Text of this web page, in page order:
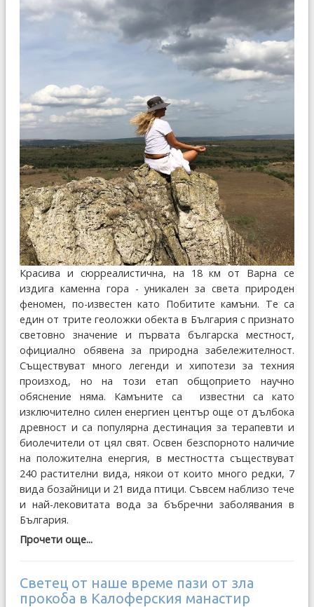
Красива и сюрреалистична, на 18 км от Варна се
издига каменна гора - уникален за света природен
феномен, по-известен като Побитите камъни. Те са
един от трите геоложки обекта в България с признато
световно значение и първата българска местност,
официално обявена за природна забележителност.
Съществуват много легенди и хипотези за техния
произход, но на този етап общоприето научно
обяснение няма. Камъните са известни са като
изключително силен енергиен център още от дълбока
древност и са популярна дестинация за терапевти и
биолечители от цял свят. Освен безспорното наличие
на положителна енергия, в местността съществуват
240 растителни вида, някои от които много редки, 7
вида бозайници и 21 вида птици. Съвсем наблизо тече
и най-лековитата вода за бъбречни заболявания в
България.
Прочети още...
Светец от наше време пази от зла
прокоба в Калоферския манастир